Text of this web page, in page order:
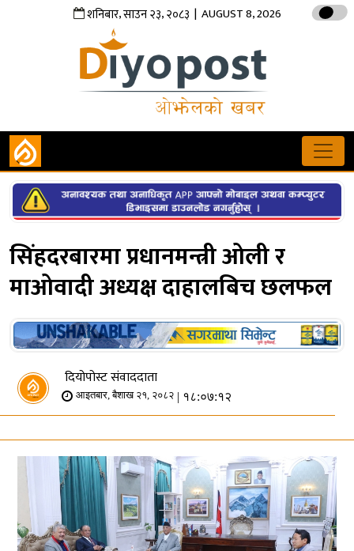
शनिबार,साउन२३,२०८३ | AUGUST 8, 2026
सिंहदरबारमा प्रधानमन्त्री ओली र
माओवादी अध्यक्ष दाहालबिच छलफल
दियोपोस्ट संवाददाता
आइतबार, बैशाख २१, २०८२ | १८:०७:१२